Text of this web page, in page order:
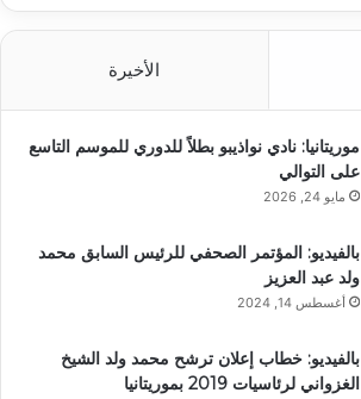
الأخيرة
موريتانيا: نادي نواذيبو بطلاً للدوري للموسم التاسع
على التوالي
مايو 24, 2026
بالفيديو: المؤتمر الصحفي للرئيس السابق محمد
ولد عبد العزيز
أغسطس 14, 2024
بالفيديو: خطاب إعلان ترشح محمد ولد الشيخ
الغزواني لرئاسيات 2019 بموريتانيا